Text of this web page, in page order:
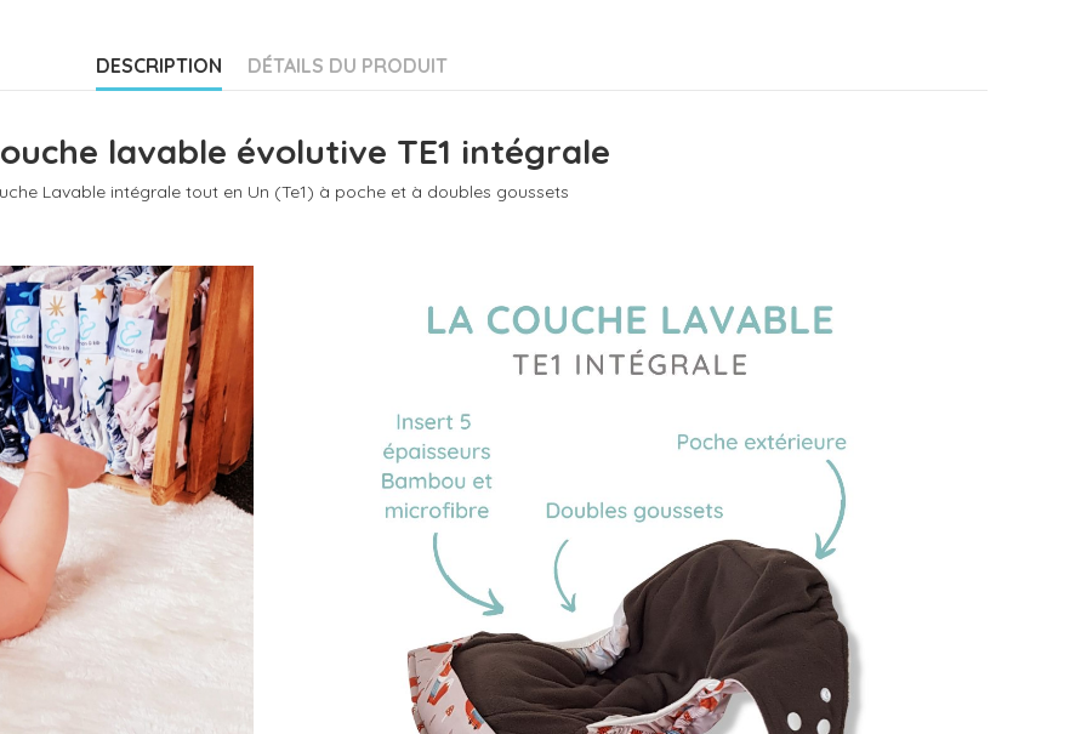
DESCRIPTION DÉTAILS DU PRODUIT
lavable évolutive TE1 intégrale
Lavable intégrale tout en Un (Te1) à poche et à doubles goussets